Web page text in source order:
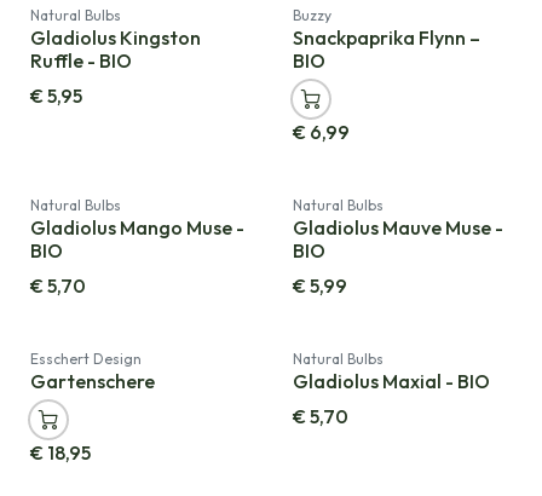
Natural Bulbs
Gladiolus Kingston
Ruffle - BIO
€5,95
Neu!
Buzzy
Snackpaprika Flynn –
BIO
€ 6,99
Natural Bulbs
Gladiolus Mango Muse -
BIO
€5,70
Natural Bulbs
Gladiolus Mauve Muse -
BIO
€5,99
Esschert Design
Gartenschere
€ 18,95
Natural Bulbs
Gladiolus Maxial - BIO
€5,70